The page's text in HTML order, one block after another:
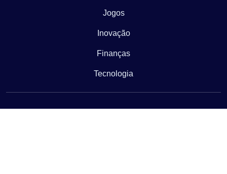
Jogos
Inovação
Finanças
Tecnologia